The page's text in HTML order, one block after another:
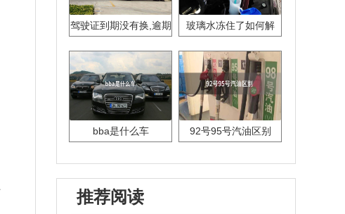
驾驶证到期没有换,逾期
玻璃水冻住了如何解
bba是什么车 92号95号汽油区别
推荐阅读